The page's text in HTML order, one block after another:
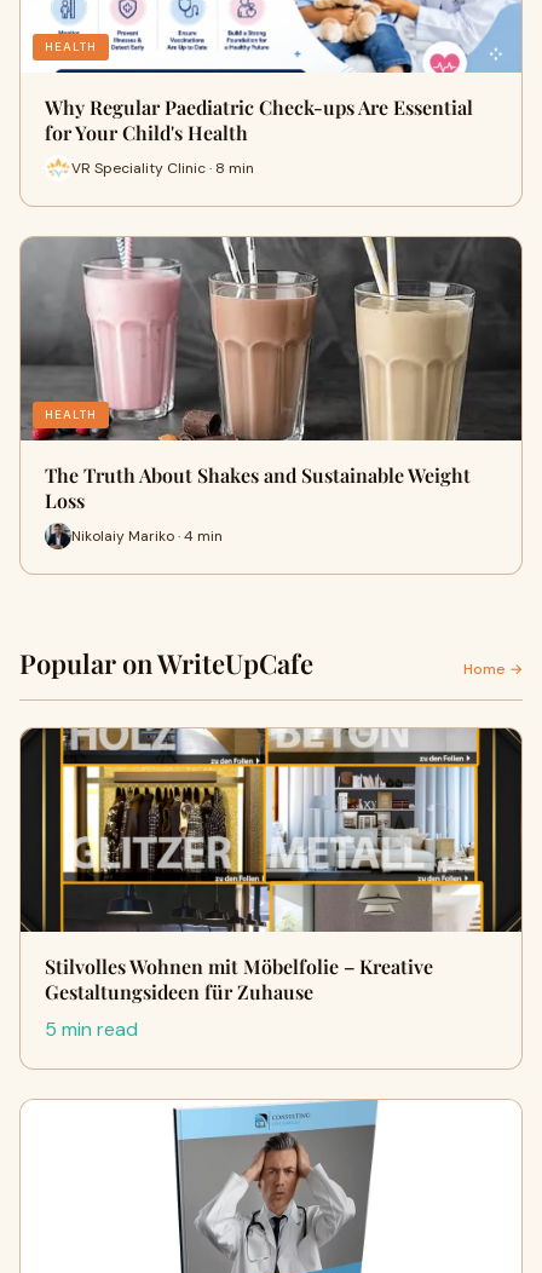
HEALTH
Why Regular Paediatric Check-ups Are Essential
for Your Child's Health
VR Speciality Clinic · 8 min
HEALTH
The Truth About Shakes and Sustainable Weight
Loss
Nikolaiy Mariko · 4 min
Popular on WriteUpCafe Home →
Stilvolles Wohnen mit Möbelfolie – Kreative
Gestaltungsideen für Zuhause
5 min read